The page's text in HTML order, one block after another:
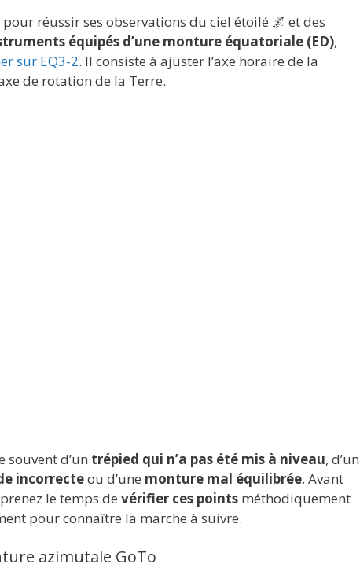
réussir ses observations du ciel étoilé 🌌 et des
équipés d’une monture équatoriale (ED),
sur EQ3-2. Il consiste à ajuster l’axe horaire de la
de rotation de la Terre.
souvent d’un trépied qui n’a pas été mis à niveau, d’un
incorrecteou d’une monture mal équilibrée. Avant
le temps de vérifier ces points méthodiquement
pour connaître la marche à suivre.
azimutale GoTo